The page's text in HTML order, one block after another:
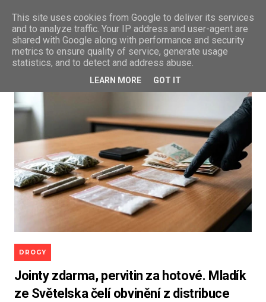
DROGY
Jointy zdarma, pervitin za hotové. Mladík
ze Světelska čelí obvinění z distribuce
This site uses cookies from Google to deliver its services
and to analyze traffic. Your IP address and user-agent are
shared with Google along with performance and security
metrics to ensure quality of service, generate usage
statistics, and to detect and address abuse.
LEARN MORE GOT IT